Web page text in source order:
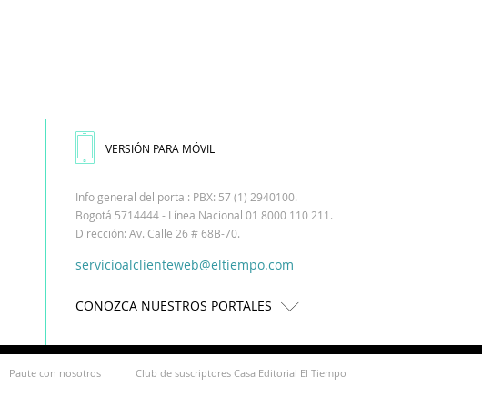
VERSIÓN PARA MÓVIL
Info general del portal: PBX: 57 (1) 2940100.
Bogotá 5714444 - Línea Nacional 01 8000 110 211.
Dirección: Av. Calle 26 # 68B-70.
servicioalclienteweb@eltiempo.com
CONOZCA NUESTROS PORTALES
Paute con nosotros Club de suscriptores Casa Editorial El Tiempo